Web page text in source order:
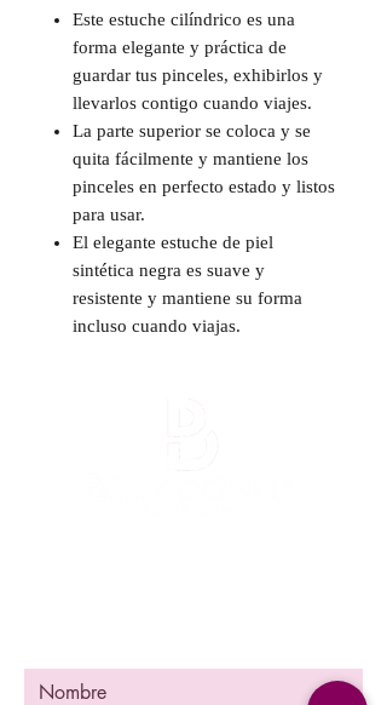
Este estuche cilíndrico es una
forma elegante y práctica de
guardar tus pinceles, exhibirlos y
llevarlos contigo cuando viajes.
La parte superior se coloca y se
quita fácilmente y mantiene los
pinceles en perfecto estado y listos
para usar.
El elegante estuche de piel
sintética negra es suave y
resistente y mantiene su forma
incluso cuando viajas.
Nombre